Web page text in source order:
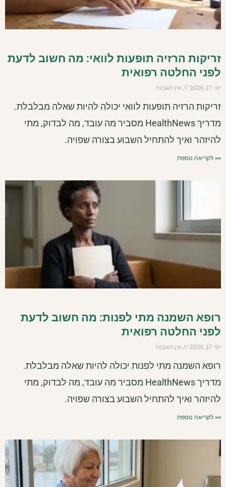
זריקות הרזיה תופעות לוואי: מה חשוב לדעת
לפני החלטה רפואית
יוני 17, 2026 אין תגובות
זריקות הרזיה תופעות לוואי יכולה להיות שאלה מבלבלת.
מדריך HealthNews מסביר מה עובד, מה לבדוק, מתי
להיזהר ואיך להתחיל השבוע בצורה שפויה.
<< לקריאה נוספת
רופא השמנה מתי לפנות: מה חשוב לדעת
לפני החלטה רפואית
יוני 17, 2026 אין תגובות
רופא השמנה מתי לפנות יכולה להיות שאלה מבלבלת.
מדריך HealthNews מסביר מה עובד, מה לבדוק, מתי
להיזהר ואיך להתחיל השבוע בצורה שפויה.
<< לקריאה נוספת